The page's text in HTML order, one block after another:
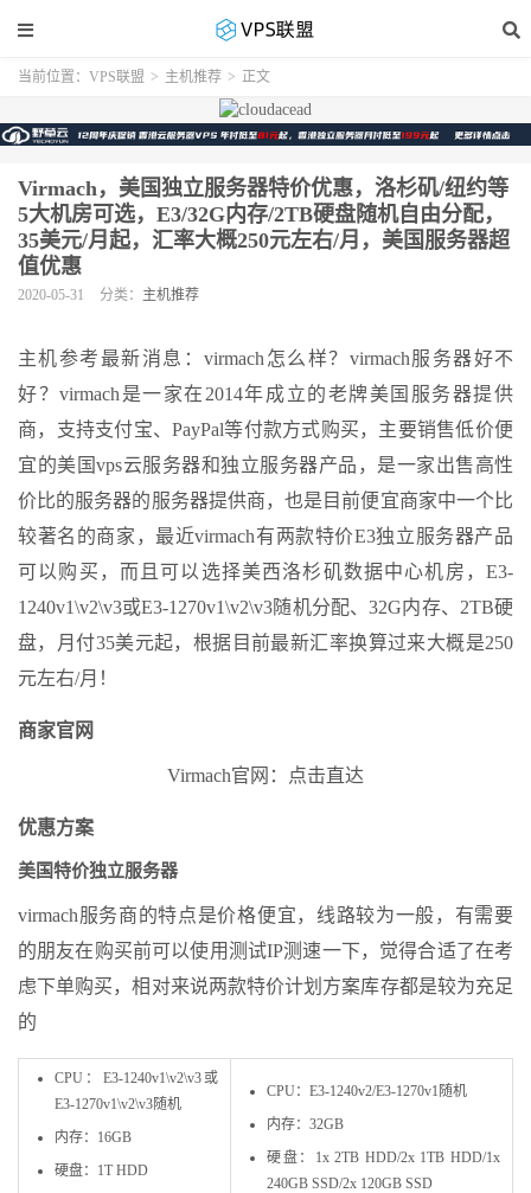
当前位置： VPS联盟 > 主机推荐 > 正文
Virmach，美国独立服务器特价优惠，洛杉矶/纽约等
5大机房可选，E3/32G内存/2TB硬盘随机自由分配，
35美元/月起，汇率大概250元左右/月，美国服务器超
值优惠
2020-05-31 分类： 主机推荐
主机参考最新消息：virmach怎么样？virmach服务器好不
好？virmach是一家在2014年成立的老牌美国服务器提供
商，支持支付宝、PayPal等付款方式购买，主要销售低价便
宜的美国vps云服务器和独立服务器产品，是一家出售高性
价比的服务器的服务器提供商，也是目前便宜商家中一个比
较著名的商家，最近virmach有两款特价E3独立服务器产品
可以购买，而且可以选择美西洛杉矶数据中心机房，E3-
1240v1\v2\v3或E3-1270v1\v2\v3随机分配、32G内存、2TB硬
盘，月付35美元起，根据目前最新汇率换算过来大概是250
元左右/月！
商家官网
Virmach官网：点击直达
优惠方案
美国特价独立服务器
virmach服务商的特点是价格便宜，线路较为一般，有需要
的朋友在购买前可以使用测试IP测速一下，觉得合适了在考
虑下单购买，相对来说两款特价计划方案库存都是较为充足
的
CPU：E3-1240v1\v2\v3或
E3-1270v1\v2\v3随机
内存：16GB
硬盘：1T HDD
CPU：E3-1240v2/E3-1270v1随机
内存：32GB
硬盘：1x 2TB HDD/2x 1TB HDD/1x
240GB SSD/2x 120GB SSD